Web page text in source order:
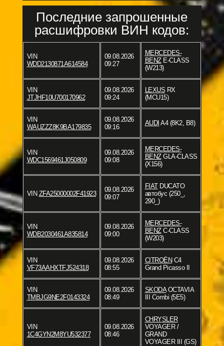
Последние запрошенные
расшифровки ВИН кодов:
VIN
WDD2130871A614584
09.08.2026
09:27
MERCEDES-
BENZE-CLASS
(W213)
VIN
JTJHF10U700170962
09.08.2026
09:24
LEXUS RX
(MCU15)
VIN
WAUZZZ8K9BA179835
09.08.2026
09:16
AUDI A4 (8K2, B8)
VIN
WDC1569461J050809
09.08.2026
09:08
MERCEDES-
BENZGLA-CLASS
(X156)
VIN ZFA25000002F41923
09.08.2026
09:07
FIATDUCATO
автобус (250_,
290_)
VIN
WDB2030461A835814
09.08.2026
09:00
MERCEDES-
BENZC-CLASS
(W203)
VIN
VF73AAHXTFJ524318
09.08.2026
08:55
CITROËNC4
Grand Picasso II
VIN
TMBJG9NE2F0143324
09.08.2026
08:49
SKODAOCTAVIA
III Combi (5E5)
VIN
1C4GYN2M8YU532377
09.08.2026
08:46
CHRYSLER
VOYAGER /
GRAND
VOYAGER III (GS)